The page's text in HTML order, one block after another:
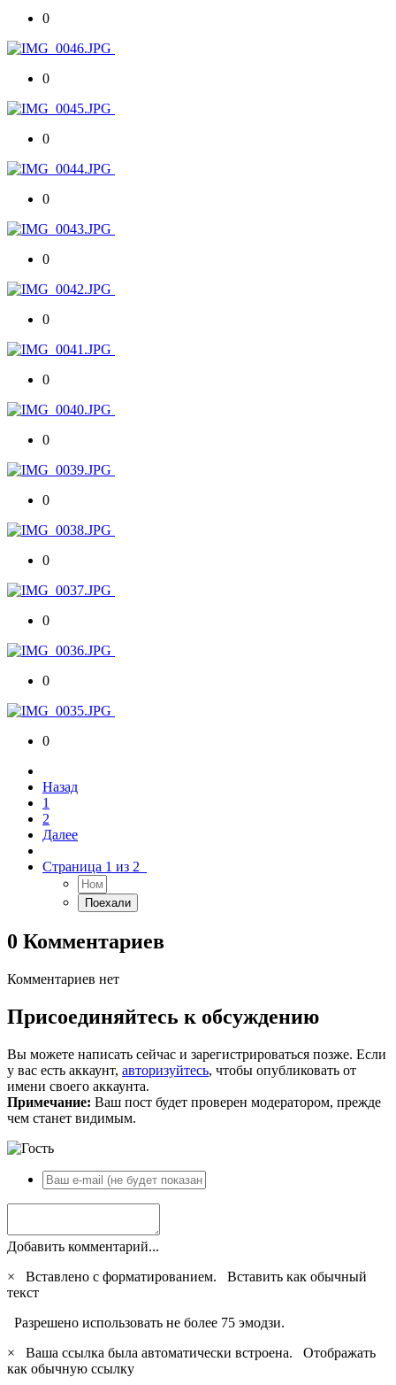
0
0
0
0
0
0
0
0
0
0
0
0
0
Назад
1
2
Далее
Страница 1 из 2
0 Комментариев
Комментариев нет
Присоединяйтесь к обсуждению
Вы можете написать сейчас и зарегистрироваться позже. Если
у вас есть аккаунт, авторизуйтесь, чтобы опубликовать от
имени своего аккаунта.
Примечание: Ваш пост будет проверен модератором, прежде
чем станет видимым.
Добавить комментарий...
×
Вставлено с форматированием. Вставить как обычный
текст
Разрешено использовать не более 75 эмодзи.
×
Ваша ссылка была автоматически встроена. Отображать
как обычную ссылку